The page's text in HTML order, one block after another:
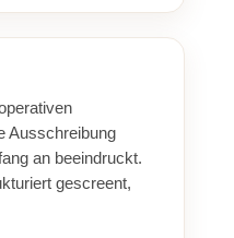
Ausschreibung
an beeindruckt.
gescreent,